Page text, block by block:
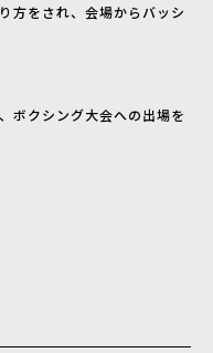
方をされ、会場からバッシ
ボクシング大会への出場を